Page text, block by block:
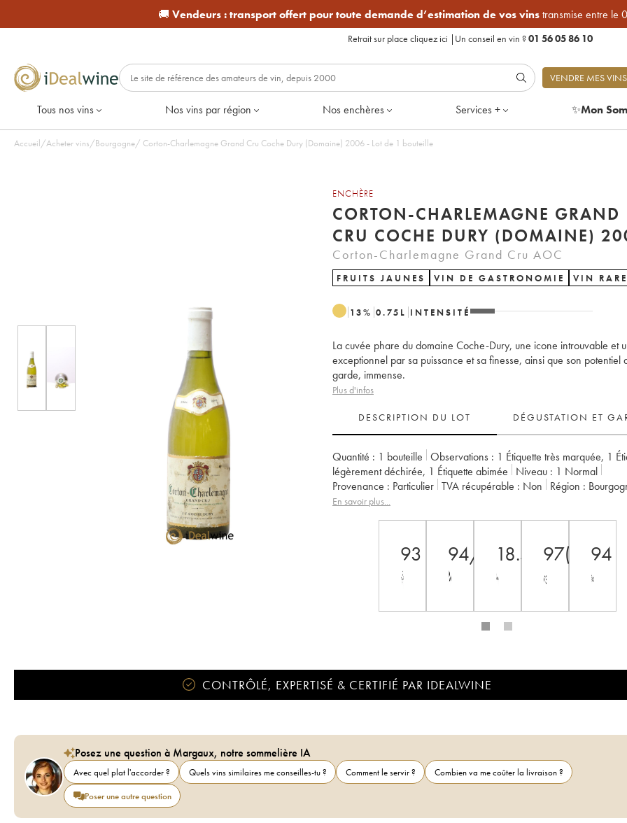
🚚 Vendeurs :transport offert pour toute demande d’estimation de vos vinstransmise entre le
Retrait sur place cliquez ici | Un conseil en vin ?01 56 05 86 10
VENDRE MES VINS
Tous nos vins Nos vins par région Nos enchères Services + ✨Mon
Accueil/Acheter vins/Bourgogne/ Corton-Charlemagne Grand Cru Coche Dury (Domaine) 2006 - Lot de 1 bouteille
ENCHÈRE
CORTON-CHARLEMAGNE GRAND
CRU COCHE DURY (DOMAINE)
Corton-Charlemagne Grand Cru AOC
FRUITS JAUNES VIN DE GASTRONOMIE VIN RARE
13% 0.75 L INTENSITÉ
La cuvée phare du domaine Coche-Dury, une icone introuvable et
exceptionnel par sa puissance et sa finesse, ainsi que son potentiel
garde, immense.
Plus d'infos
DESCRIPTION DU LOT DÉGUSTATION ET
Quantité : 1 bouteille Observations : 1 Étiquette très marquée, 1
légèrement déchirée, 1 Étiquette abimée Niveau : 1 Normal
Provenance : particulier TVA récupérable : non Région :
Appellation :
En savoir plus...
93 94/100
18.5 97(+)/100
94
CONTRÔLÉ, EXPERTISÉ & CERTIFIÉ PAR IDEALWINE
Posez une question à Margaux, notre sommelière IA
Avec quel plat l'accorder ? Quels vins similaires me conseilles-tu ? Comment le servir ?
Combien va me coûter la livraison ?
Poser une autre question